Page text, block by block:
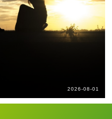
2026-08-01